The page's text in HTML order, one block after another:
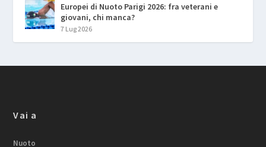
Europei di Nuoto Parigi 2026: fra veterani e
giovani, chi manca?
7 Lug 2026
Vai a
Nuoto